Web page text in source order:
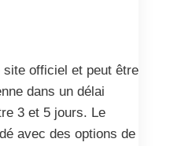
officiel et peut être
dans un délai
3 et 5 jours. Le
avec des options de